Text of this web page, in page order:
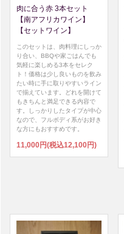
肉に合う赤 3本セット
【南アフリカワイン】
【セットワイン】
このセットは、肉料理にしっか
り合い、BBQや家ごはんでも
気軽に楽しめる3本をセレク
ト！価格は少し良いものを飲み
たい時に手に取りやすいライン
で揃えています。どれを開けて
もきちんと満足できる内容で
す。しっかりしたタイプが中心
なので、フルボディ系がお好き
な方にもおすすめです。
11,000円(税込12,100円)